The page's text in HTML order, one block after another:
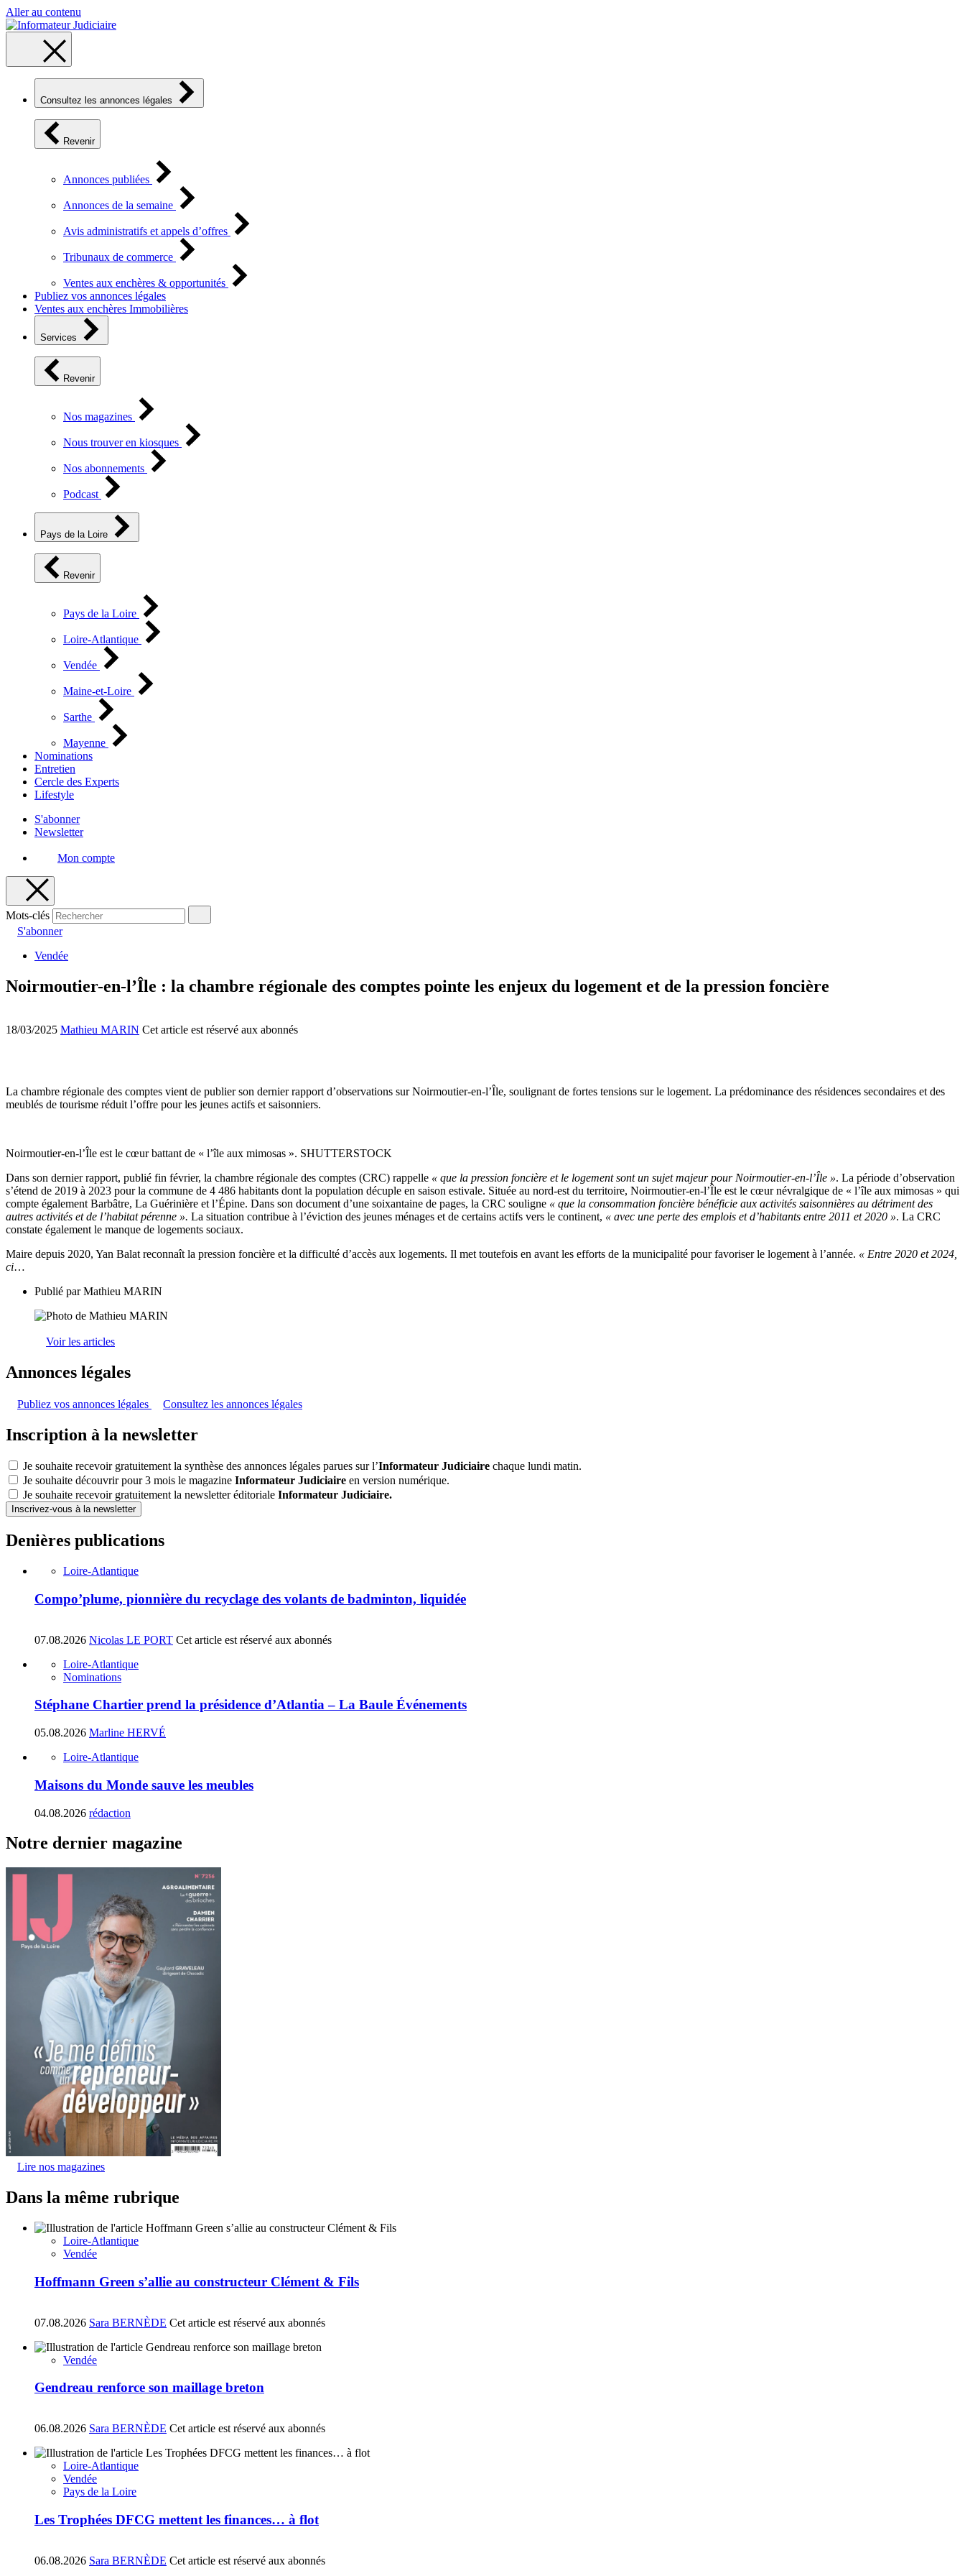
Aller au contenu
Consultez les annonces légales
Revenir
Annonces publiées
Annonces de la semaine
Avis administratifs et appels d’offres
Tribunaux de commerce
Ventes aux enchères & opportunités
Publiez vos annonces légales
Ventes aux enchères Immobilières
Services
Revenir
Nos magazines
Nous trouver en kiosques
Nos abonnements
Podcast
Pays de la Loire
Revenir
Pays de la Loire
Loire-Atlantique
Vendée
Maine-et-Loire
Sarthe
Mayenne
Nominations
Entretien
Cercle des Experts
Lifestyle
S'abonner
Newsletter
Mon compte
Mots-clés
S'abonner
Vendée
Noirmoutier-en-l’Île : la chambre régionale des comptes pointe les enjeux du logement et de la pression foncière
18/03/2025 Mathieu MARIN Cet article est réservé aux abonnés
La chambre régionale des comptes vient de publier son dernier rapport d’observations sur Noirmoutier-en-l’Île, soulignant de fortes tensions sur le logement. La prédominance des résidences secondaires et des
meublés de tourisme réduit l’offre pour les jeunes actifs et saisonniers.
Noirmoutier-en-l’Île est le cœur battant de « l’île aux mimosas ». SHUTTERSTOCK
Dans son dernier rapport, publié fin février, la chambre régionale des comptes (CRC) rappelle « que la pression foncière et le logement sont un sujet majeur pour Noirmoutier-en-l’Île ». La période d’observation
s’étend de 2019 à 2023 pour la commune de 4 486 habitants dont la population décuple en saison estivale. Située au nord-est du territoire, Noirmoutier-en-l’Île est le cœur névralgique de « l’île aux mimosas » qui
compte également Barbâtre, La Guérinière et l’Épine. Dans son document d’une soixantaine de pages, la CRC souligne « que la consommation foncière bénéficie aux activités saisonnières au détriment des
autres activités et de l’habitat pérenne ». La situation contribue à l’éviction des jeunes ménages et de certains actifs vers le continent, « avec une perte des emplois et d’habitants entre 2011 et 2020 ». La CRC
constate également le manque de logements sociaux.
Maire depuis 2020, Yan Balat reconnaît la pression foncière et la difficulté d’accès aux logements. Il met toutefois en avant les efforts de la municipalité pour favoriser le logement à l’année. « Entre 2020 et 2024,
ci…
Publié parMathieu MARIN
Voir les articles
Annonces légales
Publiez vos annonces légales Consultez les annonces légales
Inscription à la newsletter
Je souhaite recevoir gratuitement la synthèse des annonces légales parues sur l’Informateur Judiciaire chaque lundi matin.
Je souhaite découvrir pour 3 mois le magazine Informateur Judiciaire en version numérique.
Je souhaite recevoir gratuitement la newsletter éditoriale Informateur Judiciaire.
Inscrivez-vous à la newsletter
Denières publications
Loire-Atlantique
Compo’plume, pionnière du recyclage des volants de badminton, liquidée
07.08.2026 Nicolas LE PORT Cet article est réservé aux abonnés
Loire-Atlantique
Nominations
Stéphane Chartier prend la présidence d’Atlantia – La Baule Événements
05.08.2026 Marline HERVÉ
Loire-Atlantique
Maisons du Monde sauve les meubles
04.08.2026 rédaction
Notre dernier magazine
Lire nos magazines
Dans la même rubrique
Loire-Atlantique
Vendée
Hoffmann Green s’allie au constructeur Clément & Fils
07.08.2026 Sara BERNÈDE Cet article est réservé aux abonnés
Vendée
Gendreau renforce son maillage breton
06.08.2026 Sara BERNÈDE Cet article est réservé aux abonnés
Loire-Atlantique
Vendée
Pays de la Loire
Les Trophées DFCG mettent les finances… à flot
06.08.2026 Sara BERNÈDE Cet article est réservé aux abonnés